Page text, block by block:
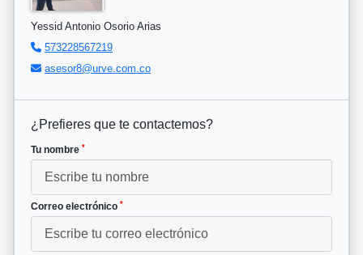
Yessid Antonio Osorio Arias
573228567219
asesor8@urve.com.co
¿Prefieres que te contactemos?
Tu nombre *
Correo electrónico *